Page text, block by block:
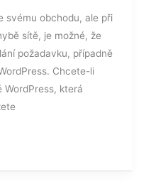
svému obchodu, ale při
sítě, je možné, že
požadavku, případně
Chcete-li
která